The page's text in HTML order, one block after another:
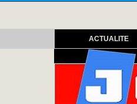
ACTUALITE